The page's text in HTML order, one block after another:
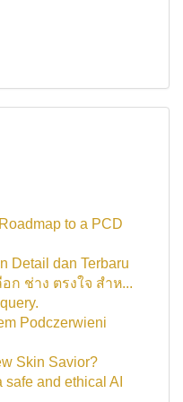
to a PCD
Detail dan Terbaru
ก ช่าง ตรงใจ สำห...
Podczerwieni
Skin Savior?
safe and ethical AI